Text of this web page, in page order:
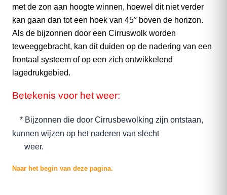
met de zon aan hoogte winnen, hoewel dit niet verder
kan gaan dan tot een hoek van 45° boven de horizon.
Als de bijzonnen door een Cirruswolk worden
teweeggebracht, kan dit duiden op de nadering van een
frontaal systeem of op een zich ontwikkelend
lagedrukgebied.
Betekenis voor het weer:
* Bijzonnen die door Cirrusbewolking zijn ontstaan,
kunnen wijzen op het naderen van slecht
weer.
Naar het begin van deze pagina.